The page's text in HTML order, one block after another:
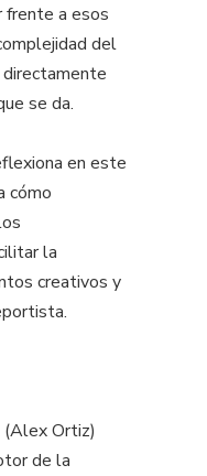
frente a esos
del
se da.
en este
cómo
la
creativos y
(Alex Ortiz)
de la